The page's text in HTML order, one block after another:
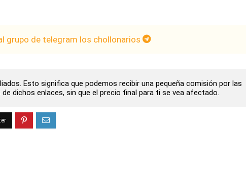
grupo de telegram los chollonarios
Esto significa que podemos recibir una pequeña comisión por las
dichos enlaces, sin que el precio final para ti se vea afectado.